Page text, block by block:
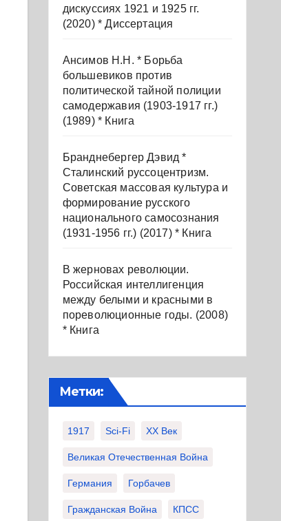
дискуссиях 1921 и 1925 гг.
(2020) * Диссертация
Ансимов Н.Н. * Борьба
большевиков против
политической тайной полиции
самодержавия (1903-1917 гг.)
(1989) * Книга
Бранднебергер Дэвид *
Сталинский руссоцентризм.
Советская массовая культура и
формирование русского
национального самосознания
(1931-1956 гг.) (2017) * Книга
В жерновах революции.
Российская интеллигенция
между белыми и красными в
пореволюционные годы. (2008)
* Книга
Метки:
1917 Sci-Fi XX Век
Великая Отечественная Война
Германия Горбачев
Гражданская Война КПСС